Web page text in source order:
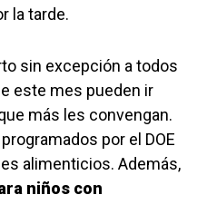
la tarde.
sin excepción a todos
este mes pueden ir
más les convengan.
por el DOE
alimenticios. Además,
niños con